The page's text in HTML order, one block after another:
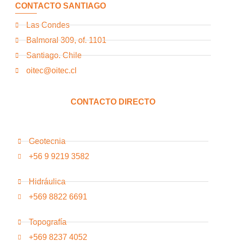
CONTACTO SANTIAGO
Las Condes
Balmoral 309, of. 1101
Santiago. Chile
oitec@oitec.cl
CONTACTO DIRECTO
Geotecnia
+56 9 9219 3582
Hidráulica
+569 8822 6691
Topografía
+569 8237 4052